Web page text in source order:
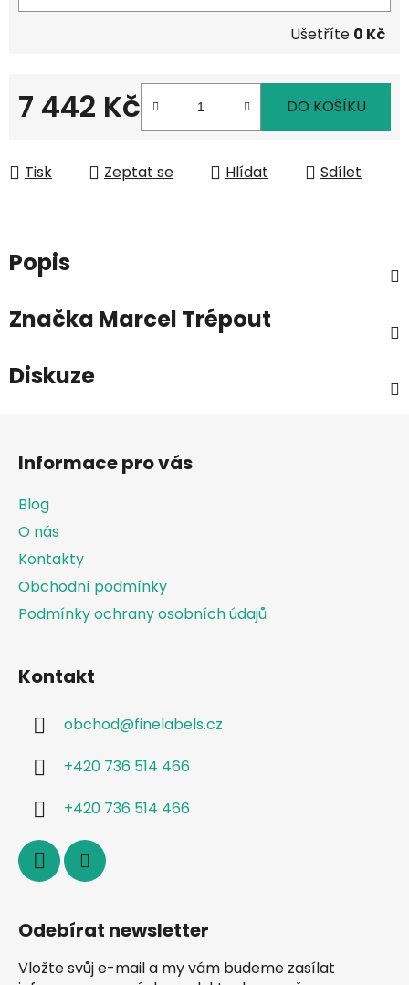
Ušetříte 0 Kč
7 442 Kč DO KOŠÍKU
Tisk Zeptat se Hlídat Sdílet
Popis
Značka Marcel Trépout
Diskuze
Informace pro vás
Blog
O nás
Kontakty
Obchodní podmínky
Podmínky ochrany osobních údajů
Kontakt
obchod@finelabels.cz
+420 736 514 466
+420 736 514 466
Odebírat newsletter
Vložte svůj e-mail a my vám budeme zasílat